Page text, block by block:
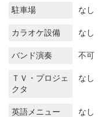
駐車場 なし
カラオケ設備 なし
バンド演奏 不可
ＴＶ・プロジェ
クタ
なし
英語メニュー なし